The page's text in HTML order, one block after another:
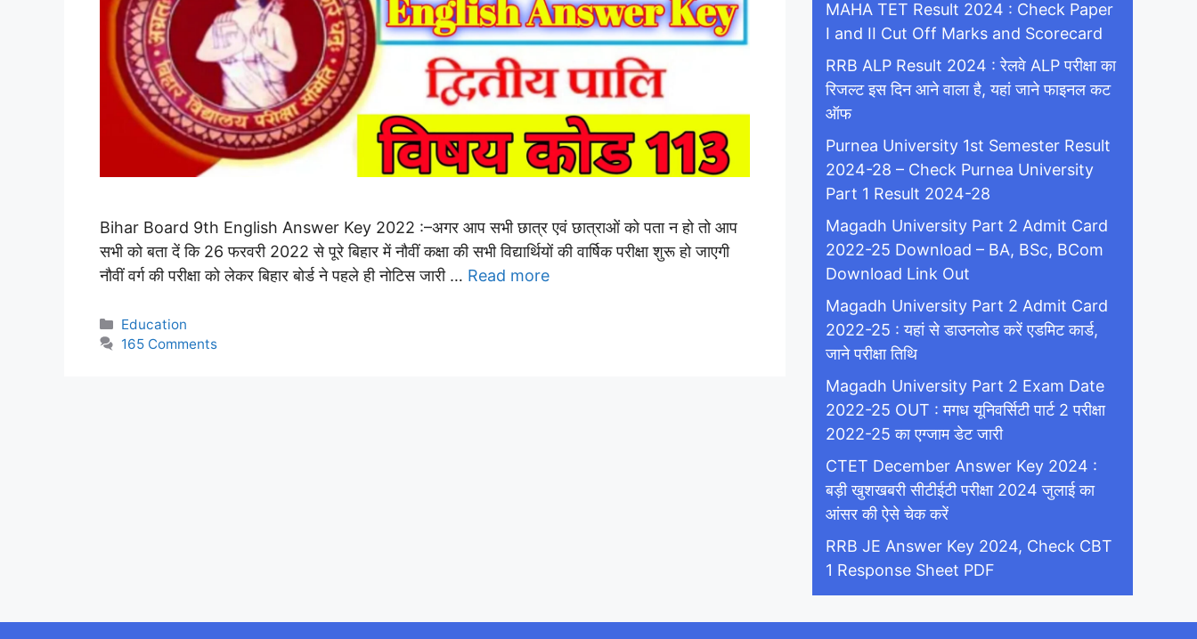
Bihar Board 9th English Answer Key 2022 :–अगर आप सभी छात्र एवं छात्राओं को पता न हो तो आप
सभी को बता दें कि 26 फरवरी 2022 से पूरे बिहार में नौवीं कक्षा की सभी विद्यार्थियों की वार्षिक परीक्षा शुरू हो जाएगी
नौवीं वर्ग की परीक्षा को लेकर बिहार बोर्ड ने पहले ही नोटिस जारी … Read more
Categories
Education
165 Comments
MAHA TET Result 2024 : Check Paper
I and II Cut Off Marks and Scorecard
RRB ALP Result 2024 : रेलवे ALP परीक्षा का
रिजल्ट इस दिन आने वाला है, यहां जाने फाइनल कट
ऑफ
Purnea University 1st Semester Result
2024-28 – Check Purnea University
Part 1 Result 2024-28
Magadh University Part 2 Admit Card
2022-25 Download – BA, BSc, BCom
Download Link Out
Magadh University Part 2 Admit Card
2022-25 : यहां से डाउनलोड करें एडमिट कार्ड,
जाने परीक्षा तिथि
Magadh University Part 2 Exam Date
2022-25 OUT : मगध यूनिवर्सिटी पार्ट 2 परीक्षा
2022-25 का एग्जाम डेट जारी
CTET December Answer Key 2024 :
बड़ी खुशखबरी सीटीईटी परीक्षा 2024 जुलाई का
आंसर की ऐसे चेक करें
RRB JE Answer Key 2024, Check CBT
1 Response Sheet PDF